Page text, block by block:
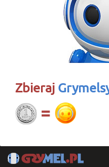
Zbieraj